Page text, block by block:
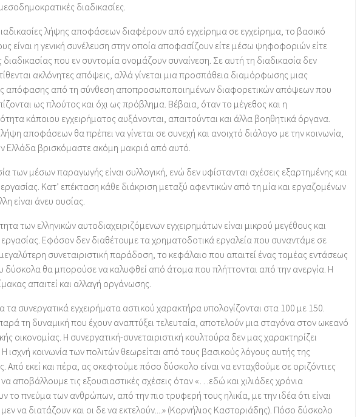
διαδικασίες.
λήψης αποφάσεων διαφέρουν από εγχείρημα σε εγχείρημα, το βασικό
είναι η γενική συνέλευση στην οποία αποφασίζουν είτε μέσω ψηφοφοριών είτε
που εν συντομία ονομάζουν συναίνεση. Σε αυτή τη διαδικασία δεν
ακλόνητες απόψεις, αλλά γίνεται μια προσπάθεια διαμόρφωσης μιας
απόφασης από τη σύνθεση αποπροσωποποιημένων διαφορετικών απόψεων που
ως πλούτος και όχι ως πρόβλημα. Βέβαια, όταν το μέγεθος και η
κάποιου εγχειρήματος αυξάνονται, απαιτούνται και άλλα βοηθητικά όργανα.
λήψη αποφάσεων θα πρέπει να γίνεται σε συνεχή και ανοιχτό διάλογο με την κοινωνία,
Ελλάδα βρισκόμαστε ακόμη μακριά από αυτό.
των μέσων παραγωγής είναι συλλογική, ενώ δεν υφίστανται σχέσεις εξαρτημένης και
Κατ’ επέκταση κάθε διάκριση μεταξύ αφεντικών από τη μία και εργαζομένων
είναι άνευ ουσίας.
των ελληνικών αυτοδιαχειριζόμενων εγχειρημάτων είναι μικρού μεγέθους και
Εφόσον δεν διαθέτουμε τα χρηματοδοτικά εργαλεία που συναντάμε σε
συνεταιριστική παράδοση, το κεφάλαιο που απαιτεί ένας τομέας εντάσεως
δύσκολα θα μπορούσε να καλυφθεί από άτομα που πλήττονται από την ανεργία. Η
απαιτεί και αλλαγή οργάνωσης.
τα συνεργατικά εγχειρήματα αστικού χαρακτήρα υπολογίζονται στα 100 με 150.
τη δυναμική που έχουν αναπτύξει τελευταία, αποτελούν μια σταγόνα στον ωκεανό
οικονομίας. Η συνεργατική-συνεταιριστική κουλτούρα δεν μας χαρακτηρίζει
Η ισχνή κοινωνία των πολιτών θεωρείται από τους βασικούς λόγους αυτής της
Από εκεί και πέρα, ας σκεφτούμε πόσο δύσκολο είναι να ενταχθούμε σε οριζόντιες
αποβάλλουμε τις εξουσιαστικές σχέσεις όταν «…εδώ και χιλιάδες χρόνια
το πνεύμα των ανθρώπων, από την πιο τρυφερή τους ηλικία, με την ιδέα ότι είναι
να διατάζουν και οι δε να εκτελούν....» (Κορνήλιος Καστοριάδης). Πόσο δύσκολο